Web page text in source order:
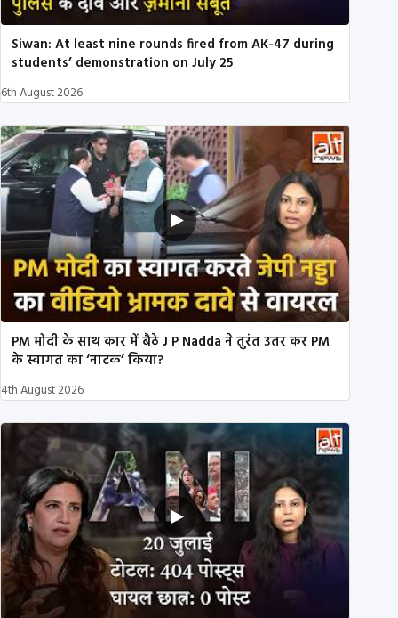
Siwan: At least nine rounds fired from AK-47 during
students’ demonstration on July 25
6th August 2026
PM मोदी के साथ कार में बैठे J P Nadda ने तुरंत उतर कर PM
के स्वागत का ‘नाटक’ किया?
4th August 2026